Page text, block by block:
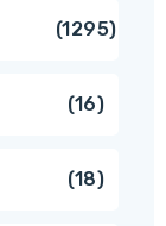
12951295
1616
1818